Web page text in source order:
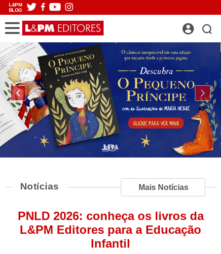
L&PM
BLOG
Notícias Mais Notícias
PNLD 2026: conheça os livros da
L&PM Editores para a Educação
Infantil